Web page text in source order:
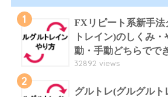
1
FXリピート系新手法
トレイン)のしくみ
動・手動どちらでで
32892 views
2
グルトレ(グルグル